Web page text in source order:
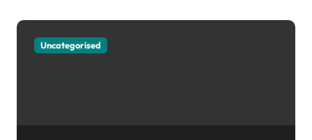
Uncategorised